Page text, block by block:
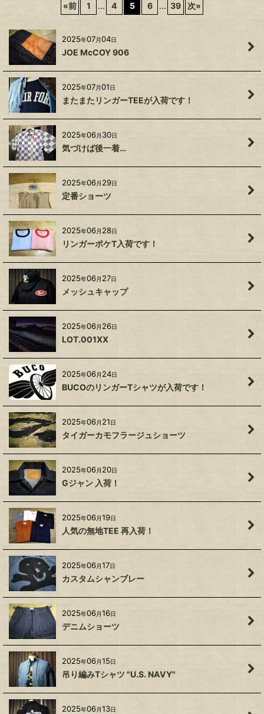
絞り込む
«前 1 ... 4 5 6 ... 39 次»
2025年07月04日
JOE McCOY 906
2025年07月01日
またまたリンガーTEEが入荷です！
2025年06月 30日
気づけば後一着…
2025年06月 29日
定番ショーツ
2025年06月 28日
リンガーポケT入荷です！
2025年06月 27日
メッシュキャップ
2025年06月 26日
LOT.001XX
2025年06月 24日
BUCOのリンガーTシャツが入荷です！
2025年06月 21日
タイガーカモフラージュショーツ
2025年06月 20日
Gジャン 入荷！
2025年06月19日
人気の無地TEE 再入荷！
2025年06月17日
カスタムシャンブレー
2025年06月16日
デニムショーツ
2025年06月15日
吊り編みTシャツ "U.S. NAVY"
2025年06月13日